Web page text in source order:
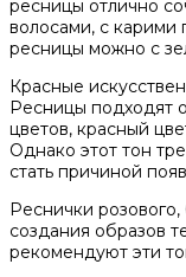
ресницы отлично
волосами, с карими
ресницы можно с
Красные
Ресницы подходят
цветов, красный
Однако этот тон
стать причиной
Реснички розового,
создания образов
рекомендуют эти